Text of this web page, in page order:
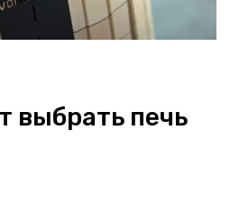
выбрать печь